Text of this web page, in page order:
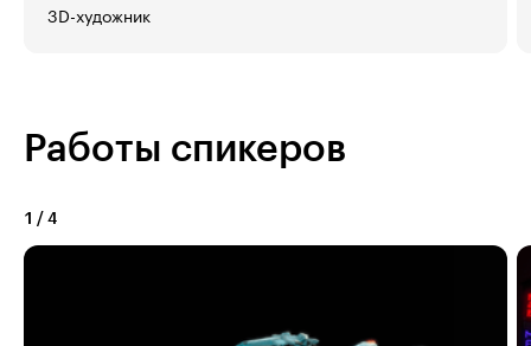
3D-художник
Работы спикеров
1 / 4